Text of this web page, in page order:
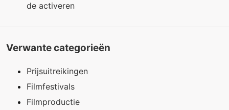
de activeren
Verwante categorieën
Prijsuitreikingen
Filmfestivals
Filmproductie